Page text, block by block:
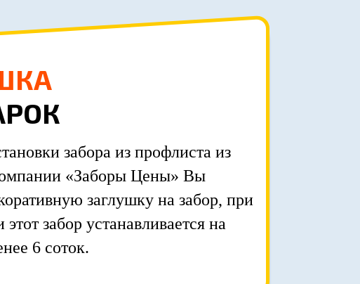
забора из профлиста из
«Заборы Цены» Вы
заглушку на забор, при
забор устанавливается на
6 соток.